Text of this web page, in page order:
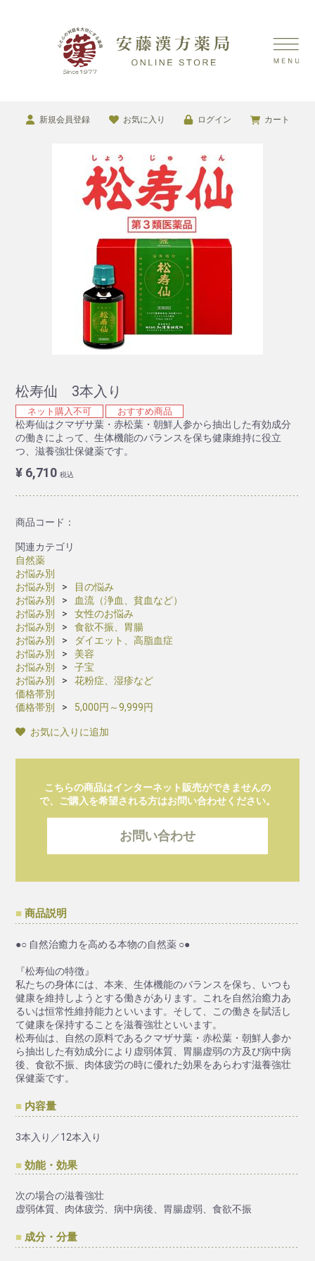
新規会員登録 お気に入り ログイン カート
松寿仙 3本入り
ネット購入不可 おすすめ商品
松寿仙はクマザサ葉・赤松葉・朝鮮人参から抽出した有効成分
の働きによって、生体機能のバランスを保ち健康維持に役立
つ、滋養強壮保健薬です。
¥ 6,710 税込
商品コード：
関連カテゴリ
自然薬
お悩み別
お悩み別
目の悩み
お悩み別
血流（浄血、貧血など）
お悩み別
女性のお悩み
お悩み別
食欲不振、胃腸
お悩み別
ダイエット、高脂血症
お悩み別
美容
お悩み別
子宝
お悩み別
花粉症、湿疹など
価格帯別
価格帯別
5,000円～9,999円
お気に入りに追加
こちらの商品はインターネット販売ができませんの
で、ご購入を希望される方はお問い合わせください。
お問い合わせ
商品説明
●○ 自然治癒力を高める本物の自然薬 ○●
『松寿仙の特徴』
私たちの身体には、本来、生体機能のバランスを保ち、いつも
健康を維持しようとする働きがあります。これを自然治癒力あ
るいは恒常性維持能力といいます。そして、この働きを賦活し
て健康を保持することを滋養強壮といいます。
松寿仙は、自然の原料であるクマザサ葉・赤松葉・朝鮮人参か
ら抽出した有効成分により虚弱体質、胃腸虚弱の方及び病中病
後、食欲不振、肉体疲労の時に優れた効果をあらわす滋養強壮
保健薬です。
内容量
3本入り／12本入り
効能・効果
次の場合の滋養強壮
虚弱体質、肉体疲労、病中病後、胃腸虚弱、食欲不振
成分・分量